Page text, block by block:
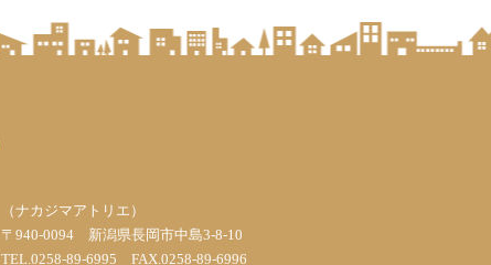
（ナカジマアトリエ）
〒940-0094 新潟県長岡市中島3-8-10
TEL.0258-89-6995 FAX.0258-89-6996